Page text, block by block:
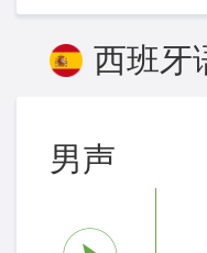
西班牙
男声